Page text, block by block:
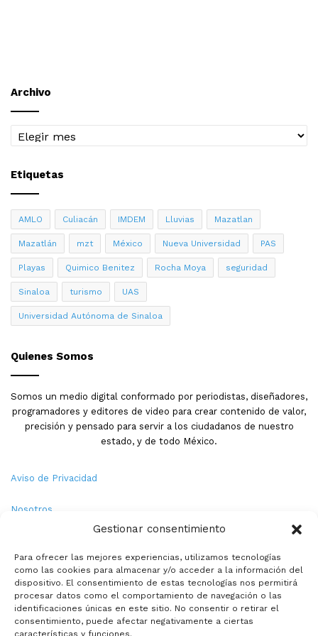
Gestionar consentimiento
Para ofrecer las mejores experiencias, utilizamos tecnologías
como las cookies para almacenar y/o acceder a la información del
dispositivo. El consentimiento de estas tecnologías nos permitirá
procesar datos como el comportamiento de navegación o las
identificaciones únicas en este sitio. No consentir o retirar el
consentimiento, puede afectar negativamente a ciertas
características y funciones.
Archivo
Archivo
Etiquetas
AMLO Culiacán IMDEM Lluvias Mazatlan
Mazatlán mzt México Nueva Universidad PAS
Playas Quimico Benitez Rocha Moya seguridad
Sinaloa turismo UAS
Universidad Autónoma de Sinaloa
Quienes Somos
Somos un medio digital conformado por periodistas, diseñadores,
programadores y editores de video para crear contenido de valor,
precisión y pensado para servir a los ciudadanos de nuestro
estado, y de todo México.
Aviso de Privacidad
Nosotros
Política de Cookies
Contacto